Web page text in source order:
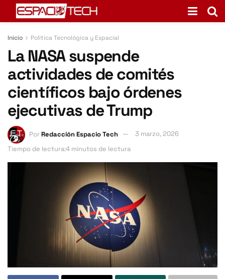
Inicio Politica Tecnológica y Espacial
La NASA suspende
actividades de comités
científicos bajo órdenes
ejecutivas de Trump
PorRedacción Espacio Tech
3 marzo, 2026
Tiempo de lectura:4 minutos de lectura